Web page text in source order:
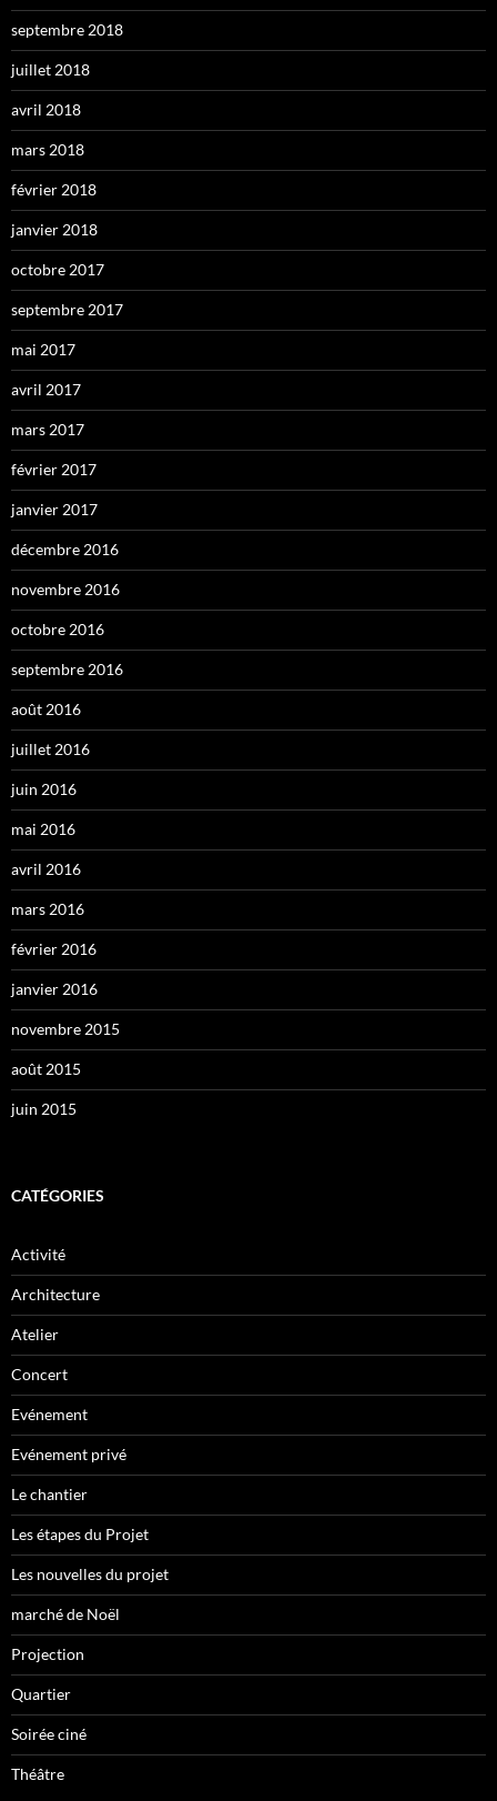
septembre 2018
juillet 2018
avril 2018
mars 2018
février 2018
janvier 2018
octobre 2017
septembre 2017
mai 2017
avril 2017
mars 2017
février 2017
janvier 2017
décembre 2016
novembre 2016
octobre 2016
septembre 2016
août 2016
juillet 2016
juin 2016
mai 2016
avril 2016
mars 2016
février 2016
janvier 2016
novembre 2015
août 2015
juin 2015
CATÉGORIES
Activité
Architecture
Atelier
Concert
Evénement
Evénement privé
Le chantier
Les étapes du Projet
Les nouvelles du projet
marché de Noël
Projection
Quartier
Soirée ciné
Théâtre